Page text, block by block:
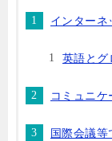
インターネ
英語とグ
コミュニ
国際会議等